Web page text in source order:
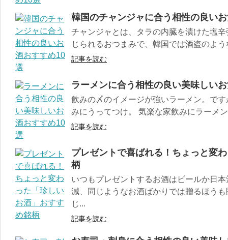
韓国のチャンジャに合う相性の良い
チャンジャとは、タラの内臓を漬けた塩
じられるおつまみで、韓国では酒盗のよ
記事を読む
ラーメンに合う相性の良い美味しい
飲みの〆のイメージが強いラーメン。で
みにうってつけ。 気楽な家飲みにラーメ
記事を読む
プレゼントで喜ばれる！ちょっと変
柄
いつもプレゼントするお酒はビールか日
減、同じようなお酒ばかりでは贈るほう
じ...
記事を読む